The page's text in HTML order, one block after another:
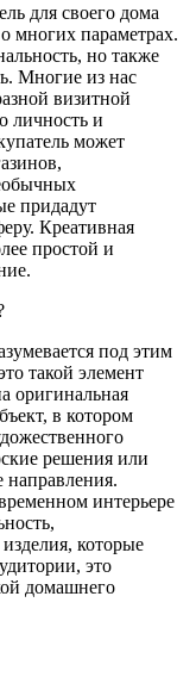
для своего дома
многих параметрах.
но также
Многие из нас
визитной
личность и
может
придадут
Креативная
простой и
под этим
такой элемент
оригинальная
в котором
решения или
направления.
интерьере
которые
это
домашнего